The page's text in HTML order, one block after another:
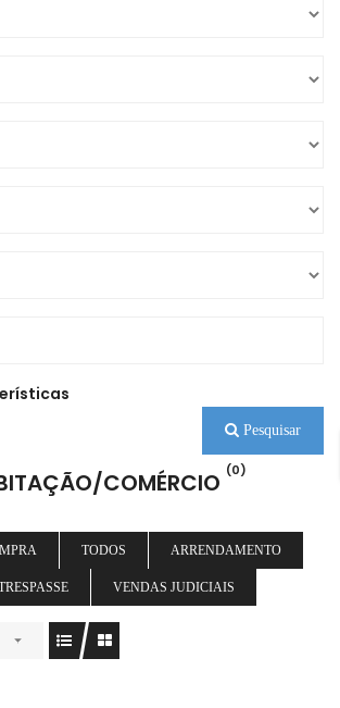
Pesquisar
COMÉRCIO (0)
TODOS ARRENDAMENTO
VENDAS JUDICIAIS